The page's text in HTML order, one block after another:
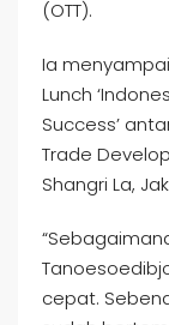
(OTT).
Ia
Lunch
Success’
Trade
Shangri La,
cepat.